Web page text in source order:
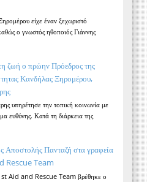
είχε έναν ξεχωριστό
ο γνωστός ηθοποιός Γιάννης
ζωή ο πρώην Πρόεδρος της
Κανδήλας Ξηρομέρου,
υπηρέτησε την τοπική κοινωνία με
ευθύνης. Κατά τη διάρκεια της
Αποστολής Πανταζή στα γραφεία
Rescue Team
Aid and Rescue Team βρέθηκε ο